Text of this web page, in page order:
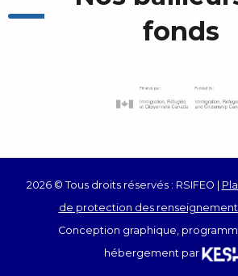
fonds
2026 © Tous droits réservés : RSIFEO |
de protection des
Conception graphique,
hébergement par